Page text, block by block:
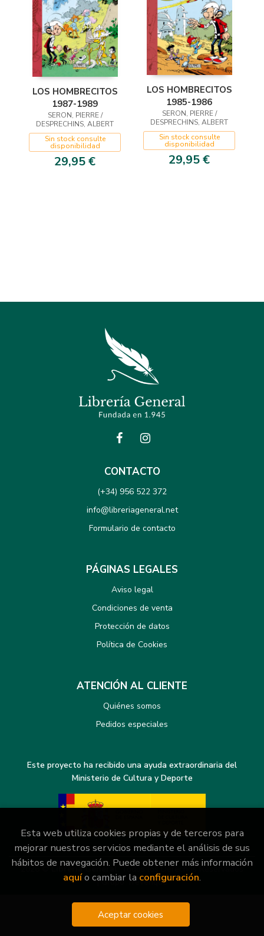
LOS HOMBRECITOS
1987-1989
SERON, PIERRE /
DESPRECHINS, ALBERT
Sin stock consulte
disponibilidad
29,95 €
LOS HOMBRECITOS
1985-1986
SERON, PIERRE /
DESPRECHINS, ALBERT
Sin stock consulte
disponibilidad
29,95 €
CONTACTO
(+34) 956 522 372
info@libreriageneral.net
Formulario de contacto
PÁGINAS LEGALES
Aviso legal
Condiciones de venta
Protección de datos
Política de Cookies
ATENCIÓN AL CLIENTE
Quiénes somos
Pedidos especiales
Este proyecto ha recibido una ayuda extraordinaria del
Ministerio de Cultura y Deporte
2026 ©Librería General . Todos los Derechos Reservados
|Grupo Trevenque
Esta web utiliza cookies propias y de terceros para
mejorar nuestros servicios mediante el análisis de sus
hábitos de navegación. Puede obtener más información
aquío cambiar la configuración.
Aceptar cookies